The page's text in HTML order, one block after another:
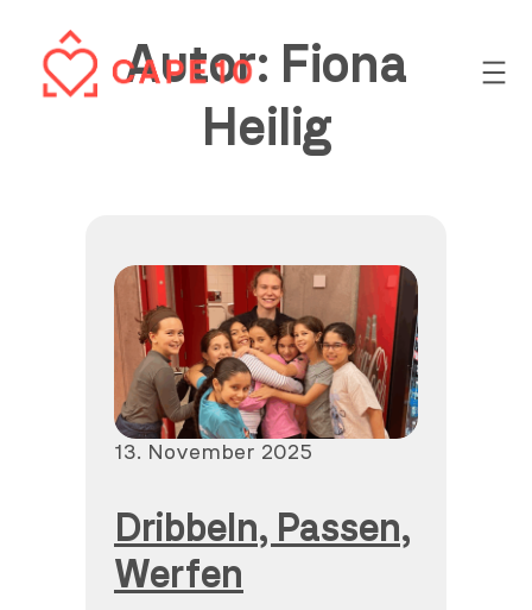
Zum
Inhalt
Autor: Fiona
Heilig
Veröffentlicht
13. November 2025
Dribbeln, Passen,
Werfen